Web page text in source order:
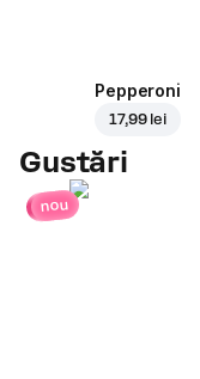
Pepperoni
17,99 lei
Gustări
nou